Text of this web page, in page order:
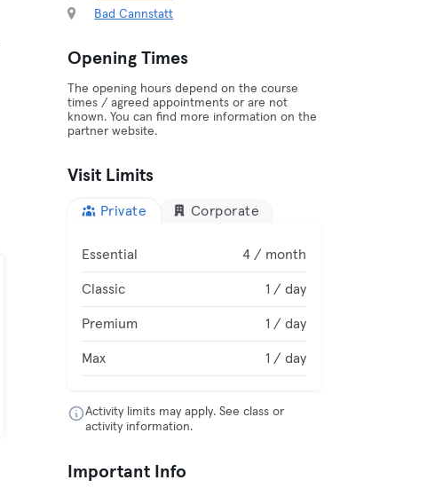
Bad Cannstatt
Opening Times
The opening hours depend on the course
times / agreed appointments or are not
known. You can find more information on the
partner website.
Visit Limits
Private Corporate
Essential 4 / month
Classic 1 / day
Premium 1 / day
Max 1 / day
Activity limits may apply. See class or
activity information.
Important Info